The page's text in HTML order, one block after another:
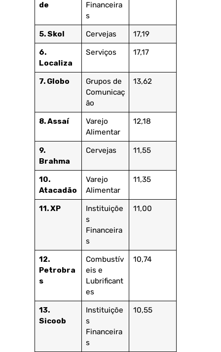
de
Financeira
s
5. Skol Cervejas 17,19
6.
Localiza
Serviços 17,17
7. Globo
Grupos de
Comunicaç
ão
13,62
8. Assaí
Varejo
Alimentar
12,18
9.
Brahma
Cervejas 11,55
10.
Atacadão
Varejo
Alimentar
11,35
11. XP
Instituiçõe
s
Financeira
s
11,00
12.
Petrobra
s
Combustív
eis e
Lubrificant
es
10,74
13.
Sicoob
Instituiçõe
s
Financeira
s
10,55